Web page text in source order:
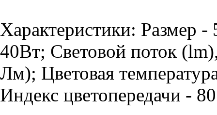
Характеристики: Размер
40Вт; Световой поток
Лм); Цветовая
Индекс цветопередачи -